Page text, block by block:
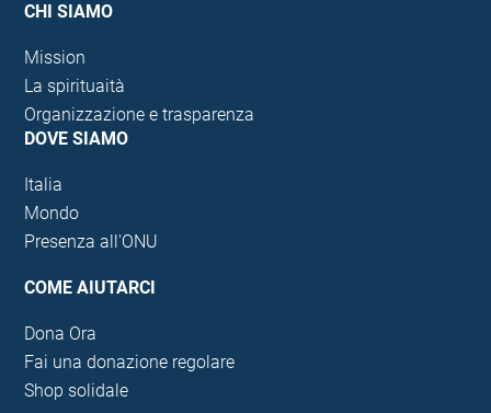
CHI SIAMO
Mission
La spirituaità
Organizzazione e trasparenza
DOVE SIAMO
Italia
Mondo
Presenza all'ONU
COME AIUTARCI
Dona Ora
Fai una donazione regolare
Shop solidale